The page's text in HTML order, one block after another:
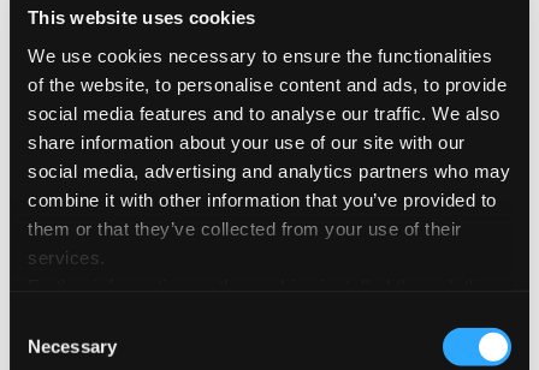
This website uses cookies
We use cookies necessary to ensure the functionalities
of the website, to personalise content and ads, to provide
social media features and to analyse our traffic. We also
share information about your use of our site with our
social media, advertising and analytics partners who may
combine it with other information that you’ve provided to
them or that they’ve collected from your use of their
services.
Selection
Necessary
dedicado a una técnica diferente y presenta, a modo
de introducción, un relato fruto de la imaginación del
autor, que gira en torno a personajes y episodios
clave de la historia de la impresión artística.
La singularidad de este volumen radica en las
reproducciones de obras originales que FABRIANO
ha encargado a 12 artistas, obras que narran la
técnica desde una experimentación personal,
utilizando alguno de los papeles de la marca para
impresión artística: FABRIANO Unica,
FABRIANO Tiepolo, Magnani Pescia, Magnani Corona
y Magnani Incisioni. Cada uno de los grabadores